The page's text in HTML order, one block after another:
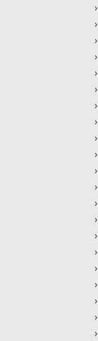
›
›
›
›
›
›
›
›
›
›
›
›
›
›
›
›
›
›
›
›
›